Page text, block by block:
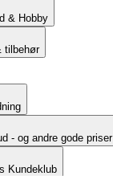
& Hobby
tilbehør
- og andre gode priser
Kundeklub